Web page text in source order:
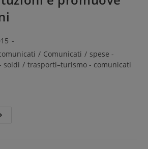
/ Comunicati / spese -
soldi / trasporti–turismo - comunicati